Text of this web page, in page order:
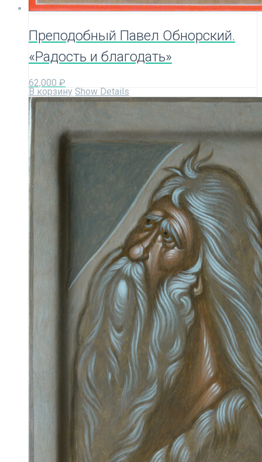
Преподобный Павел Обнорский.
«Радость и благодать»
62,000 ₽
В корзину Show Details